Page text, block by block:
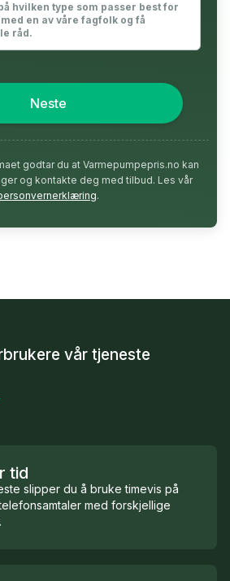
hvilken type som passer best for
en av våre fagfolk og få
råd.
Neste
godtar du at Varmepumpepris.no kan
og kontakte deg med tilbud. Les vår
.
vår tjeneste
tid
slipper du å bruke timevis på
med forskjellige